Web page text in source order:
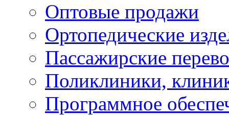
Оптовые продажи
Ортопедические
Пассажирские
Поликлиники,
Программное